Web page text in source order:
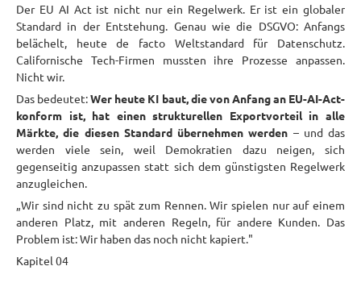
Der EU AI Act ist nicht nur ein Regelwerk. Er ist ein globaler
Standard in der Entstehung. Genau wie die DSGVO: Anfangs
belächelt, heute de facto Weltstandard für Datenschutz.
Californische Tech-Firmen mussten ihre Prozesse anpassen.
Nicht wir.
Das bedeutet:Wer heute KI baut, die von Anfang an EU-AI-Act-
konform ist, hat einen strukturellen Exportvorteil in alle
Märkte, die diesen Standard übernehmen werden – und das
werden viele sein, weil Demokratien dazu neigen, sich
gegenseitig anzupassen statt sich dem günstigsten Regelwerk
anzugleichen.
„Wir sind nicht zu spät zum Rennen. Wir spielen nur auf einem
anderen Platz, mit anderen Regeln, für andere Kunden. Das
Problem ist: Wir haben das noch nicht kapiert."
Kapitel 04